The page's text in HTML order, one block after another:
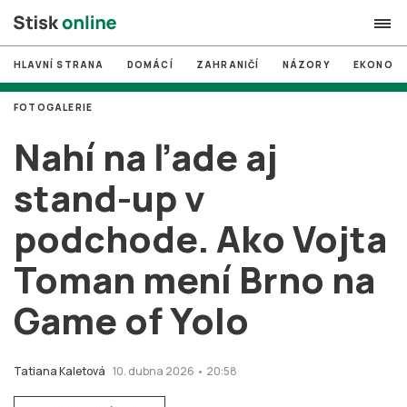
search
# MUNI
# Brno
# volby
login PŘIHLÁSIT SE
Zapomněli jste heslo?
HLAVNÍ STRANA DOMÁCÍ ZAHRANIČÍ NÁZORY
Nahí na ľade aj
stand-up v
podchode. Ako Vojta
Toman mení Brno na
Game of Yolo
Tatiana Kaletová 10. dubna 2026 • 20:58
FOTOGALERIE